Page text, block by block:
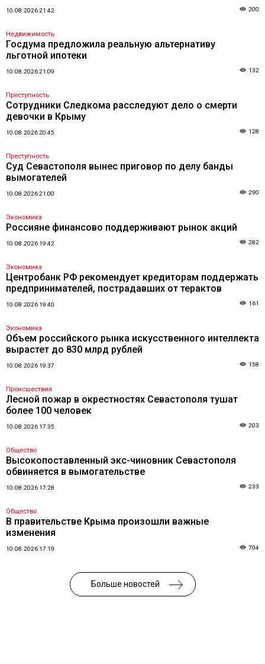
10.08.2026 21:42 200
Недвижимость
Госдума предложила реальную альтернативу
льготной ипотеки
10.08.2026 21:09 132
Преступность
Сотрудники Следкома расследуют дело о смерти
девочки в Крыму
10.08.2026 20:45 128
Преступность
Суд Севастополя вынес приговор по делу банды
вымогателей
10.08.2026 21:00 290
Экономика
Россияне финансово поддерживают рынок акций
10.08.2026 19:42 282
Экономика
Центробанк РФ рекомендует кредиторам поддержать
предпринимателей, пострадавших от терактов
10.08.2026 19:40 161
Экономика
Объем российского рынка искусственного интеллекта
вырастет до 830 млрд рублей
10.08.2026 19:37 158
Происшествия
Лесной пожар в окрестностях Севастополя тушат
более 100 человек
10.08.2026 17:35 203
Общество
Высокопоставленный экс-чиновник Севастополя
обвиняется в вымогательстве
10.08.2026 17:28 233
Общество
В правительстве Крыма произошли важные
изменения
10.08.2026 17:19 704
Больше новостей